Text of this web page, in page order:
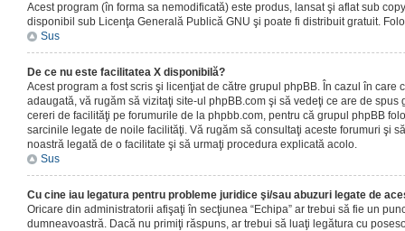
Acest program (în forma sa nemodificată) este produs, lansat şi aflat sub
disponibil sub Licenţa Generală Publică GNU şi poate fi distribuit gratuit.
Sus
De ce nu este facilitatea X disponibilă?
Acest program a fost scris şi licenţiat de către grupul phpBB. În cazul în care
adaugată, vă rugăm să vizitaţi site-ul phpBB.com şi să vedeţi ce are de
cereri de facilităţi pe forumurile de la phpbb.com, pentru că grupul phpBB
sarcinile legate de noile facilităţi. Vă rugăm să consultaţi aceste forumuri şi
noastră legată de o facilitate şi să urmaţi procedura explicată acolo.
Sus
Cu cine iau legatura pentru probleme juridice şi/sau abuzuri legate de
Oricare din administratorii afişaţi în secţiunea “Echipa” ar trebui să fie un
dumneavoastră. Dacă nu primiţi răspuns, ar trebui să luaţi legătura cu